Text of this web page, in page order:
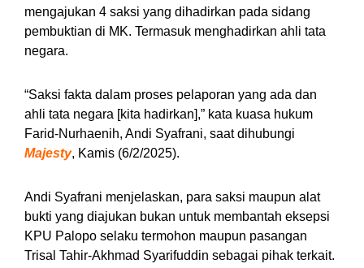
mengajukan 4 saksi yang dihadirkan pada sidang
pembuktian di MK. Termasuk menghadirkan ahli tata
negara.
“Saksi fakta dalam proses pelaporan yang ada dan
ahli tata negara [kita hadirkan],” kata kuasa hukum
Farid-Nurhaenih, Andi Syafrani, saat dihubungi
Majesty, Kamis (6/2/2025).
Andi Syafrani menjelaskan, para saksi maupun alat
bukti yang diajukan bukan untuk membantah eksepsi
KPU Palopo selaku termohon maupun pasangan
Trisal Tahir-Akhmad Syarifuddin sebagai pihak terkait.